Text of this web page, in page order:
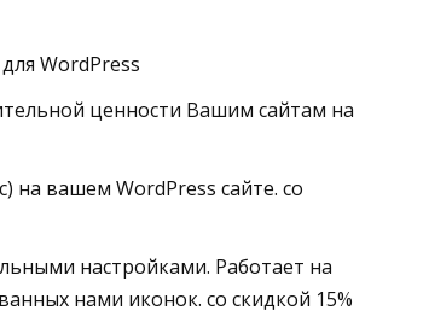
WordPress
ценности Вашим сайтам на
на вашем WordPress сайте. со
настройками. Работает на
нами иконок. со скидкой 15%